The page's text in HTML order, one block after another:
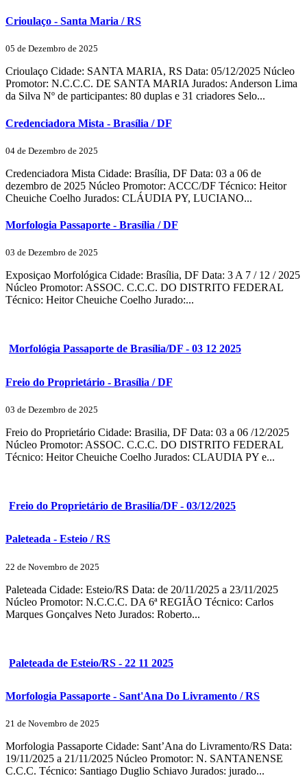
Crioulaço - Santa Maria / RS
05 de Dezembro de 2025
Crioulaço Cidade: SANTA MARIA, RS Data: 05/12/2025 Núcleo
Promotor: N.C.C.C. DE SANTA MARIA Jurados: Anderson Lima
da Silva Nº de participantes: 80 duplas e 31 criadores Selo...
Credenciadora Mista - Brasília / DF
04 de Dezembro de 2025
Credenciadora Mista Cidade: Brasília, DF Data: 03 a 06 de
dezembro de 2025 Núcleo Promotor: ACCC/DF Técnico: Heitor
Cheuiche Coelho Jurados: CLÁUDIA PY, LUCIANO...
Morfologia Passaporte - Brasília / DF
03 de Dezembro de 2025
Exposiçao Morfológica Cidade: Brasília, DF Data: 3 A 7 / 12 / 2025
Núcleo Promotor: ASSOC. C.C.C. DO DISTRITO FEDERAL
Técnico: Heitor Cheuiche Coelho Jurado:...
Morfológia Passaporte de Brasília/DF - 03 12 2025
Freio do Proprietário - Brasília / DF
03 de Dezembro de 2025
Freio do Proprietário Cidade: Brasilia, DF Data: 03 a 06 /12/2025
Núcleo Promotor: ASSOC. C.C.C. DO DISTRITO FEDERAL
Técnico: Heitor Cheuiche Coelho Jurados: CLAUDIA PY e...
Freio do Proprietário de Brasilía/DF - 03/12/2025
Paleteada - Esteio / RS
22 de Novembro de 2025
Paleteada Cidade: Esteio/RS Data: de 20/11/2025 a 23/11/2025
Núcleo Promotor: N.C.C.C. DA 6ª REGIÃO Técnico: Carlos
Marques Gonçalves Neto Jurados: Roberto...
Paleteada de Esteio/RS - 22 11 2025
Morfologia Passaporte - Sant'Ana Do Livramento / RS
21 de Novembro de 2025
Morfologia Passaporte Cidade: Sant’Ana do Livramento/RS Data:
19/11/2025 a 21/11/2025 Núcleo Promotor: N. SANTANENSE
C.C.C. Técnico: Santiago Duglio Schiavo Jurados: jurado...